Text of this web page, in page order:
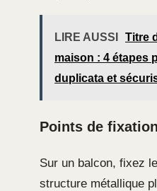
LIRE AUSSI
Titre
maison : 4 étapes
duplicata et
Points de
Sur un balcon, fixez
structure métallique